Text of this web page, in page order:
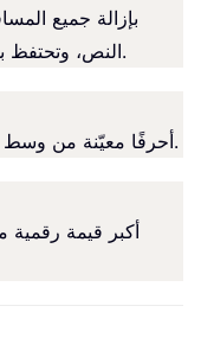
النص، وتحتفظ بمسافة واحدة فقط بين الكلمات.
تُرجع دالة MID أحرفًا معيّنة من وسط السلسلة النصية.